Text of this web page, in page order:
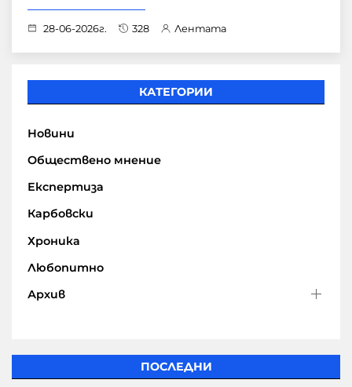
28-06-2026г. 328 Лентата
КАТЕГОРИИ
Новини
Обществено мнение
Експертиза
Карбовски
Хроника
Любопитно
Архив
ПОСЛЕДНИ